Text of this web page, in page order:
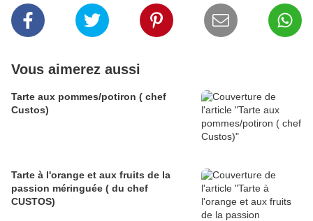
Vous aimerez aussi
Tarte aux pommes/potiron ( chef
Custos)
Tarte à l'orange et aux fruits de la
passion méringuée ( du chef
CUSTOS)